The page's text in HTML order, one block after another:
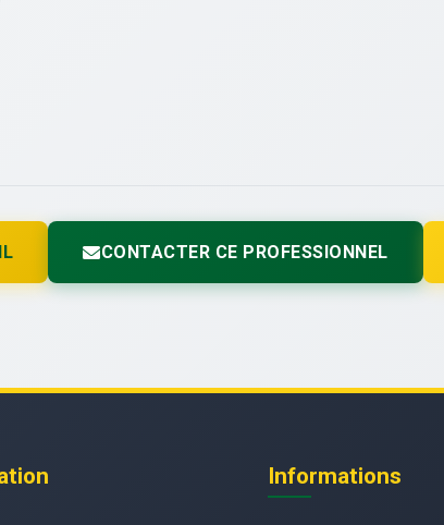
CONTACTER CE PROFESSIONNEL
Informations